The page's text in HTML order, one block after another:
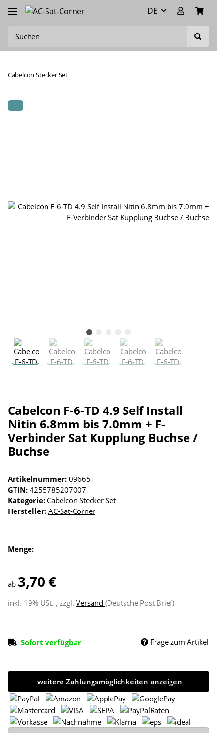
DE
Cabelcon Stecker Set
Cabelcon F-6-TD 4.9 Self Install
Nitin 6.8mm bis 7.0mm + F-
Verbinder Sat Kupplung Buchse /
Buchse
Artikelnummer: 09665
GTIN: 4255785207007
Kategorie: Cabelcon Stecker Set
Hersteller: AC-Sat-Corner
Menge:
ab 3,70 €
inkl. 19% USt. , zzgl. Versand (Deutsche Post Brief)
Sofort verfügbar Frage zum Artikel
weitere Zahlungsmöglichkeiten anzeigen